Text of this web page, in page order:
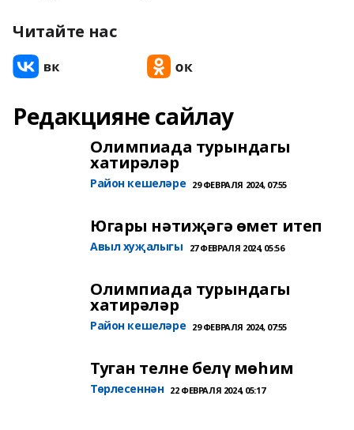
Читайте нас
Редакцияне сайлау
Олимпиада турындагы
хатирәләр
Район кешеләре 29 ФЕВРАЛЯ 2024, 07:55
Югары нәтиҗәгә өмет итеп
Авыл хуҗалыгы 27 ФЕВРАЛЯ 2024, 05:56
Олимпиада турындагы
хатирәләр
Район кешеләре 29 ФЕВРАЛЯ 2024, 07:55
Туган телне белү мөһим
Төрлесеннән 22 ФЕВРАЛЯ 2024, 05:17